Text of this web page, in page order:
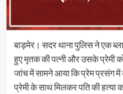
बाड़मेर। सदर थाना पुलिस ने एक
हुए मृतक की पत्नी और उसके प्रेमी
जांच में सामने आया कि प्रेम प्रसंग में
प्रेमी के साथ मिलकर पति की हत्या